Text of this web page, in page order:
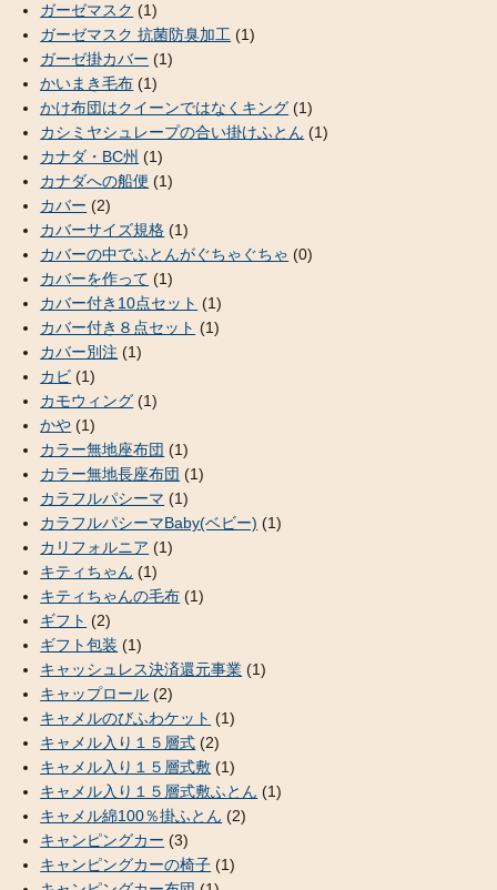
ガーゼマスク (1)
ガーゼマスク 抗菌防臭加工 (1)
ガーゼ掛カバー (1)
かいまき毛布 (1)
かけ布団はクイーンではなくキング (1)
カシミヤシュレープの合い掛けふとん (1)
カナダ・BC州 (1)
カナダへの船便 (1)
カバー (2)
カバーサイズ規格 (1)
カバーの中でふとんがぐちゃぐちゃ (0)
カバーを作って (1)
カバー付き10点セット (1)
カバー付き８点セット (1)
カバー別注 (1)
カビ (1)
カモウィング (1)
かや (1)
カラー無地座布団 (1)
カラー無地長座布団 (1)
カラフルパシーマ (1)
カラフルパシーマBaby(ベビー) (1)
カリフォルニア (1)
キティちゃん (1)
キティちゃんの毛布 (1)
ギフト (2)
ギフト包装 (1)
キャッシュレス決済還元事業 (1)
キャップロール (2)
キャメルのびふわケット (1)
キャメル入り１５層式 (2)
キャメル入り１５層式敷 (1)
キャメル入り１５層式敷ふとん (1)
キャメル綿100％掛ふとん (2)
キャンピングカー (3)
キャンピングカーの椅子 (1)